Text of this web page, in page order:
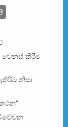
වෙනස් කිරීම
නිසා